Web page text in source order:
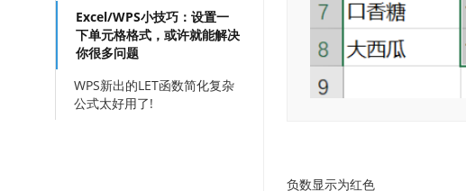
Excel/WPS小技巧：设置一
下单元格格式，或许就能解决
你很多问题
WPS新出的LET函数简化复杂
公式太好用了!
负数显示为红色